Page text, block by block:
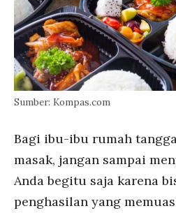
Sumber: Kompas.com
Bagi ibu-ibu rumah
masak, jangan sampai
Anda begitu saja karena
penghasilan yang